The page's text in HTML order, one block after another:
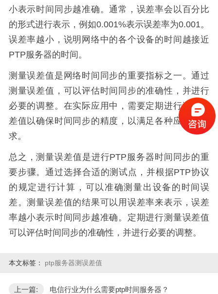
小表示时间同步越准确。通常，误差率会以百分比
的形式进行表示，例如0.001%表示误差率为0.001。
误差率越小，说明网络中的各个设备的时间越接近
PTP服务器的时间。
测量误差值是网络时间同步的重要指标之一。通过
测量误差值，可以评估时间同步的准确性，并进行
必要的调整。在实际应用中，需要定期进行测量误
差值以确保时间同步的精度，以满足各种应用的需
求。
总之，测量误差值是进行PTP服务器时间同步的重
要步骤。通过选择合适的测试点，并根据PTP协议
的规定进行计算，可以准确测量出设备的时间误
差。测量误差值的结果可以用误差率来表示，误差
率越小表示时间同步越准确。定期进行测量误差值
可以评估时间同步的准确性，并进行必要的调整。
本文标签： ptp服务器测误差值
上一篇: 电信行业为什么需要ptp时间服务器？